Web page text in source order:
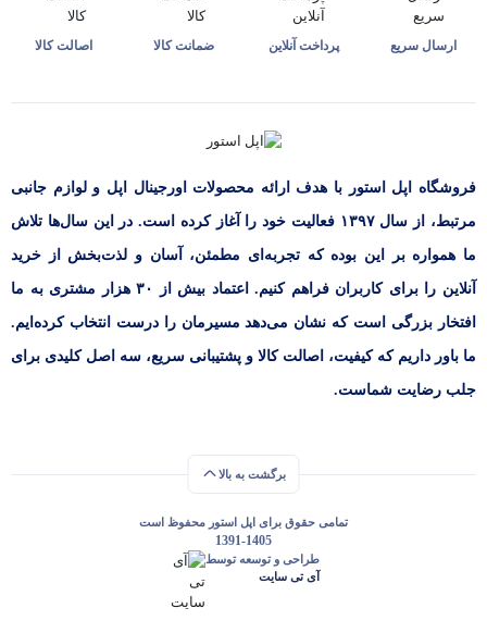
ارسال سریع پرداخت آنلاین ضمانت کالا اصالت کالا
فروشگاه اپل استور با هدف ارائه‌ محصولات اورجینال اپل و لوازم جانبی
مرتبط، از سال ۱۳۹۷ فعالیت خود را آغاز کرده است. در این سال‌ها تلاش
ما همواره بر این بوده که تجربه‌ای مطمئن، آسان و لذت‌بخش از خرید
آنلاین را برای کاربران فراهم کنیم. اعتماد بیش از ۳۰ هزار مشتری به ما
افتخار بزرگی است که نشان می‌دهد مسیرمان را درست انتخاب کرده‌ایم.
ما باور داریم که کیفیت، اصالت کالا و پشتیبانی سریع، سه اصل کلیدی برای
جلب رضایت شماست.
برگشت به بالا
تمامی حقوق برای اپل استور محفوظ است
1391-1405
طراحی و توسعه توسط
آی تی سایت